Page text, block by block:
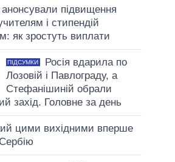
анонсували підвищення
і стипендій
як зростуть виплати
ПІДСУМКИ
Росія вдарила по
Лозовій і Павлограду, а
Стефанішиній обрали
захід. Головне за день
цими вихідними вперше